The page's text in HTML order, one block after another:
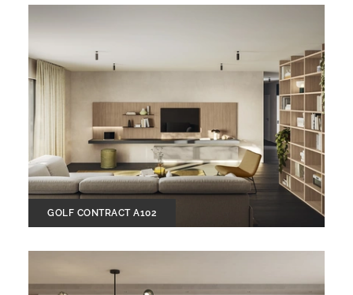
GOLF CONTRACT A102